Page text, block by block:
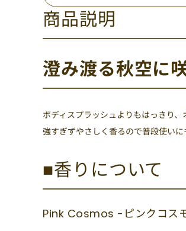
商品説明
澄み渡る秋空に
ボディスプラッシュよりもはっきり
強すぎずやさしく香るので普段使いに
■香りについて
Pink Cosmos -ピンクコス